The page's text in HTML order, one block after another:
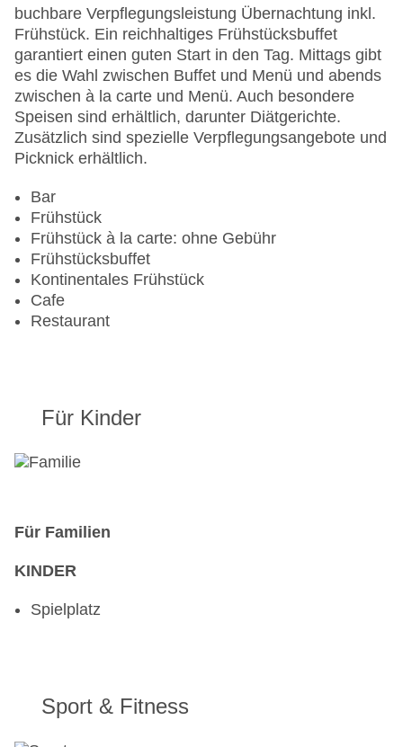
Landeskategorie: 5 Sterne
buchbare Verpflegungsleistung Übernachtung inkl.
Frühstück. Ein reichhaltiges Frühstücksbuffet
garantiert einen guten Start in den Tag. Mittags gibt
es die Wahl zwischen Buffet und Menü und abends
zwischen à la carte und Menü. Auch besondere
Speisen sind erhältlich, darunter Diätgerichte.
Zusätzlich sind spezielle Verpflegungsangebote und
Picknick erhältlich.
Bar
Frühstück
Frühstück à la carte: ohne Gebühr
Frühstücksbuffet
Kontinentales Frühstück
Cafe
Restaurant
Für Kinder
Für Familien
KINDER
Spielplatz
Sport & Fitness